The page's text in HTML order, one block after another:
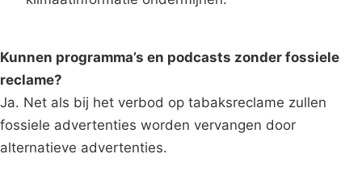
Kunnen programma’s en podcasts zonder fossiele
reclame?
Ja. Net als bij het verbod op tabaksreclame zullen
fossiele advertenties worden vervangen door
alternatieve advertenties.